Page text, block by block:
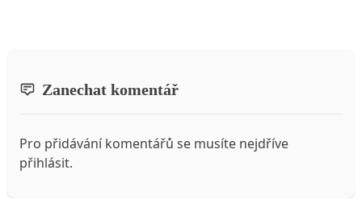
Zanechat komentář
Pro přidávání komentářů se musíte nejdříve
přihlásit.